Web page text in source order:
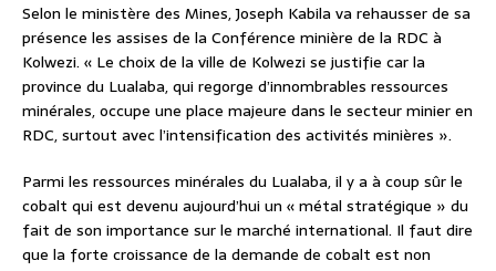
Selon le ministère des Mines, Joseph Kabila va rehausser de sa
présence les assises de la Conférence minière de la RDC à
Kolwezi. « Le choix de la ville de Kolwezi se justifie car la
province du Lualaba, qui regorge d’innombrables ressources
minérales, occupe une place majeure dans le secteur minier en
RDC, surtout avec l’intensification des activités minières ».
Parmi les ressources minérales du Lualaba, il y a à coup sûr le
cobalt qui est devenu aujourd’hui un « métal stratégique » du
fait de son importance sur le marché international. Il faut dire
que la forte croissance de la demande de cobalt est non